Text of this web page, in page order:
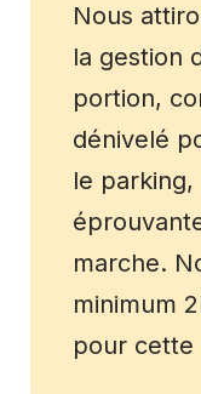
Nous
la gestion
portion,
dénivelé
le parking,
marche.
minimum
pour cette